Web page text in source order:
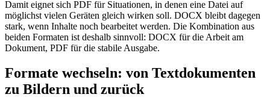
Damit eignet sich PDF für Situationen, in denen eine Datei auf
möglichst vielen Geräten gleich wirken soll. DOCX bleibt dagegen
stark, wenn Inhalte noch bearbeitet werden. Die Kombination aus
beiden Formaten ist deshalb sinnvoll: DOCX für die Arbeit am
Dokument, PDF für die stabile Ausgabe.
Formate wechseln: von Textdokumenten
zu Bildern und zurück